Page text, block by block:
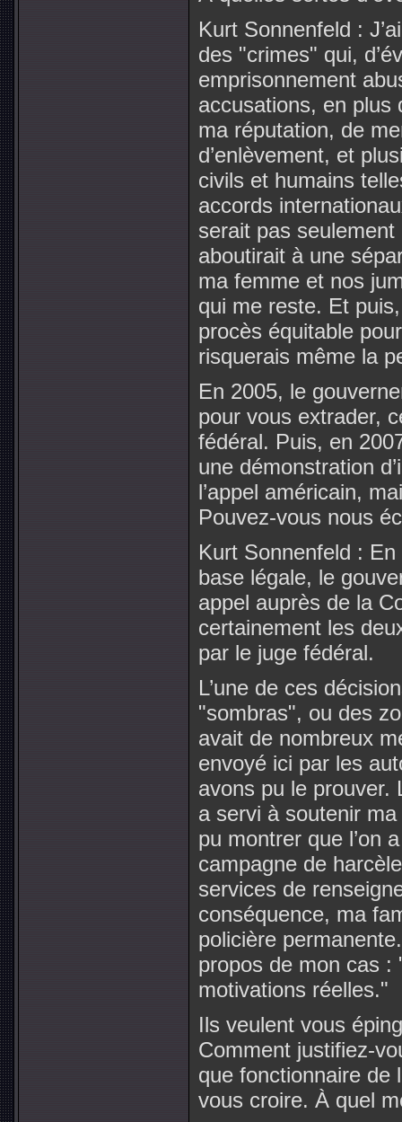
Kurt Sonnenfeld :
des "crimes" qui,
emprisonnement
accusations, en plus
ma réputation, de
d’enlèvement, et
civils et humains
accords
serait pas
aboutirait à une
ma femme et nos
qui me reste. Et
procès équitable
risquerais même la
En 2005, le
pour vous extrader,
fédéral. Puis, en
une démonstration
l’appel américain,
Pouvez-vous nous
Kurt Sonnenfeld :
base légale, le
appel auprès de la
certainement les
par le juge fédéral.
L’une de ces
"sombras", ou des
avait de nombreux
envoyé ici par les
avons pu le prouver.
a servi à soutenir
pu montrer que l’on
campagne de
services de
conséquence, ma
policière
propos de mon cas :
motivations réelles."
Ils veulent vous
Comment justifiez-
que fonctionnaire de
vous croire. À quel